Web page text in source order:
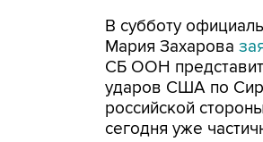
В субботу
Мария Захарова
СБ ООН представит
ударов США по
российской
сегодня уже